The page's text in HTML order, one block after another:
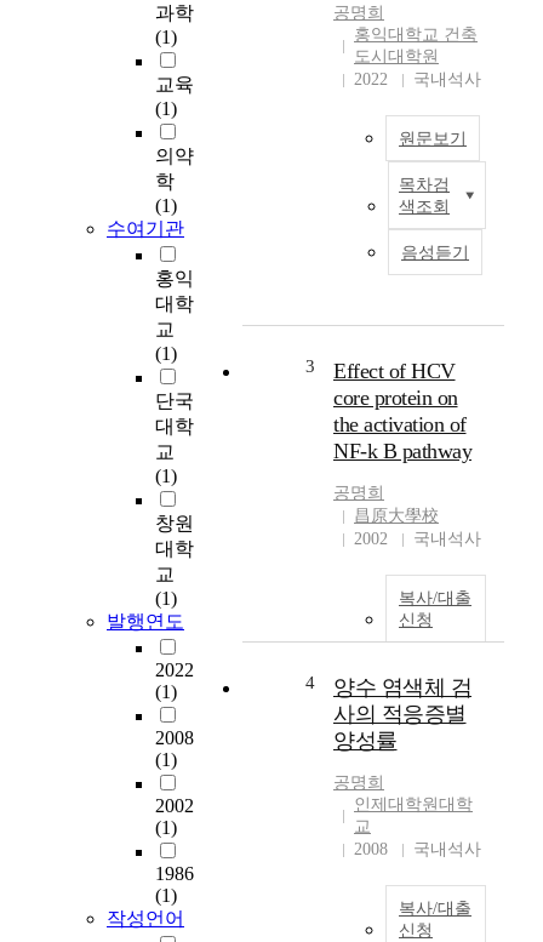
과학
(1)
교육
(1)
의약
학
(1)
수여기관
홍익
대학
교
(1)
단국
대학
교
(1)
창원
대학
교
(1)
발행연도
2022
(1)
2008
(1)
2002
(1)
1986
(1)
작성언어
1/3 of students
accomplish so called
full learning whereas
achieve only limited
learning. In terms of
there are individual
differences, including
retarded learers.
However, efficient
proper development of
special learning
programs for efficient
learning, etc. In other
words, Provision of
educational help can
aid retarded students in
achieving satisfactory
comparable to normal
students' results. 2.
Purpose of the Study
students, along with
misconduct of problem
students form one of
the most important
tasks for school
education.
Considering that the
problem of retarded
solved by school
teachers, the affect of
공명희
홍익대학교 건축
도시대학원
2022
국내석사
원문보기
목차검
색조회
음성듣기
3
Effect of HCV
core protein on
the activation of
NF-k B pathway
공명희
昌原大學校
2002
국내석사
복사/대출
신청
4
양수 염색체 검
사의 적응증별
양성률
공명희
인제대학원대학
교
2008
국내석사
복사/대출
신청